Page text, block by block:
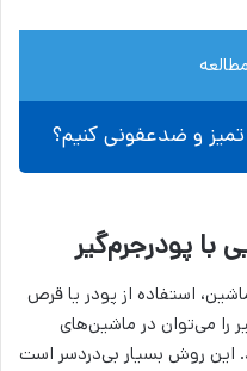
و ضدعفونی کنیم؟
با پودرجرم‌گیر
استفاده از پودر یا قرص
را می‌توان در ماشین‌های
این روش بسیار بی‌دردسر است